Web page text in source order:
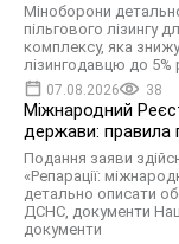
Міноборони
пільгового лізингу
комплексу, яка
лізингодавцю до 5%
07.08.2026 38
Міжнародний
держави: правила
Подання заяви
«Репарації:
детально описати
ДСНС, документи
документи